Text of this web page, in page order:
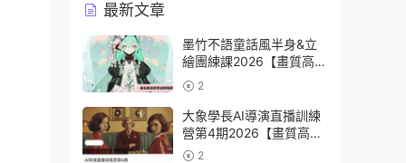
最新文章
墨竹不語童話風半身&立
繪團練課2026【畫質高清
有課件筆刷】
2
大象學長AI導演直播訓練
營第4期2026【畫質高清
有資料】
2